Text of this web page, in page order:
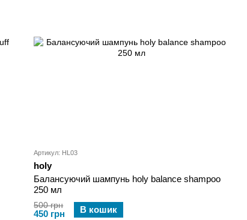
Артикул: HL03
holy
Балансуючий шампунь holy balance shampoo
250 мл
500 грн
450 грн В кошик